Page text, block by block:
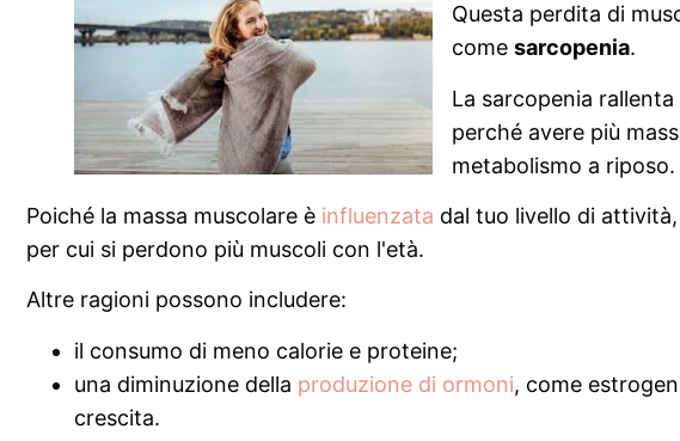
Questa perdita di
come sarcopenia.
La sarcopenia
perché avere più
metabolismo a riposo.
Poiché la massa muscolare è influenzata dal tuo livello di
per cui si perdono più muscoli con l'età.
Altre ragioni possono includere:
il consumo di meno calorie e proteine;
una diminuzione della produzione di ormoni, come
crescita.